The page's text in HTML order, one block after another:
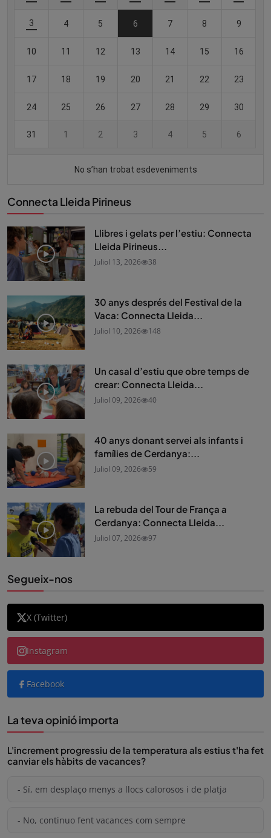
Connecta Lleida Pirineus
Llibres i gelats per l’estiu: Connecta
Lleida Pirineus...
Juliol 13, 2026 38
30 anys després del Festival de la
Vaca: Connecta Lleida...
Juliol 10, 2026 148
Un casal d’estiu que obre temps de
crear: Connecta Lleida...
Juliol 09, 2026 40
40 anys donant servei als infants i
famílies de Cerdanya:...
Juliol 09, 2026 59
La rebuda del Tour de França a
Cerdanya: Connecta Lleida...
Juliol 07, 2026 97
Segueix-nos
X (Twitter)
Instagram
Facebook
La teva opinió importa
L'increment progressiu de la temperatura als estius t'ha fet
canviar els hàbits de vacances?
- Sí, em desplaço menys a llocs calorosos i de platja
- No, continuo fent vacances com sempre